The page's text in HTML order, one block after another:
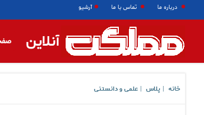
درباره ما تماس با ما آرشیو
آنلاین
خانه پلاس علمی و دانستنی